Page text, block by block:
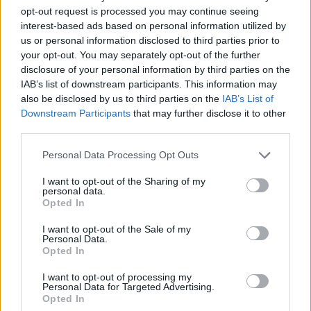
opt-out request is processed you may continue seeing
interest-based ads based on personal information utilized by
us or personal information disclosed to third parties prior to
your opt-out. You may separately opt-out of the further
disclosure of your personal information by third parties on the
IAB’s list of downstream participants. This information may
also be disclosed by us to third parties on the IAB’s List of
Downstream Participants that may further disclose it to other
Please note that this website/app uses one or more Google
not limited to your visit or usage behaviour. You may click to
grant or deny consent to Google and its third-party tags to
use your data for below specified purposes in below Google
consent section.
Personal Data Processing Opt Outs
I want to opt-out of the Sharing of my
personal data.
Opted In
I want to opt-out of the Sale of my
Personal Data.
Opted In
I want to opt-out of processing my
Personal Data for Targeted Advertising.
Opted In
videreutvikle, profilere og være en ambassadør for
det vi gjør på ammunisjon sammen med Lapua. I
prinsippet blir han ansatt i Nammo, sier toppsjef i
Nammo Morten Brandzæg til Oppland
Arbeiderblad.
Skal begynne å jakte
Nammo og Lapua skal fortsette å utvikle
ammunisjon for skyting og skiskyting, men også
– Det neste eventyret mitt blir nå å begynne å
min prosess fra skiskyting til jakt som hobby. Det
blir spennende. Jeg skal også bidra til å
videreutvikle ammunisjon for skiskyting og
skyting. Jeg vet hvor lite som skiller gull og ikke
gull på presisjon i skiskyting. På jakt er jeg